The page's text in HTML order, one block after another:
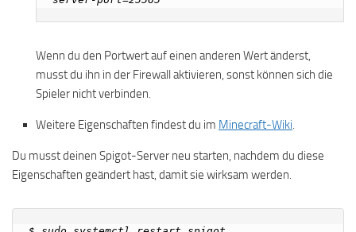
Wenn du den Portwert auf einen anderen Wert änderst,
musst du ihn in der Firewall aktivieren, sonst können sich die
Spieler nicht verbinden.
Weitere Eigenschaften findest du im Minecraft-Wiki.
Du musst deinen Spigot-Server neu starten, nachdem du diese
Eigenschaften geändert hast, damit sie wirksam werden.